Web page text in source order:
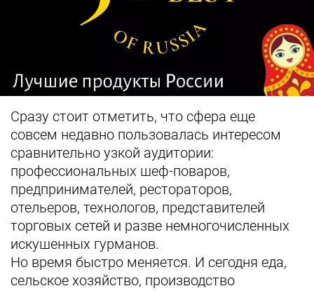
Сразу стоит отметить, что сфера еще
совсем недавно пользовалась интересом
сравнительно узкой аудитории:
профессиональных шеф-поваров,
предпринимателей, рестораторов,
отельеров, технологов, представителей
торговых сетей и разве немногочисленных
искушенных гурманов.
Но время быстро меняется. И сегодня еда,
сельское хозяйство, производство